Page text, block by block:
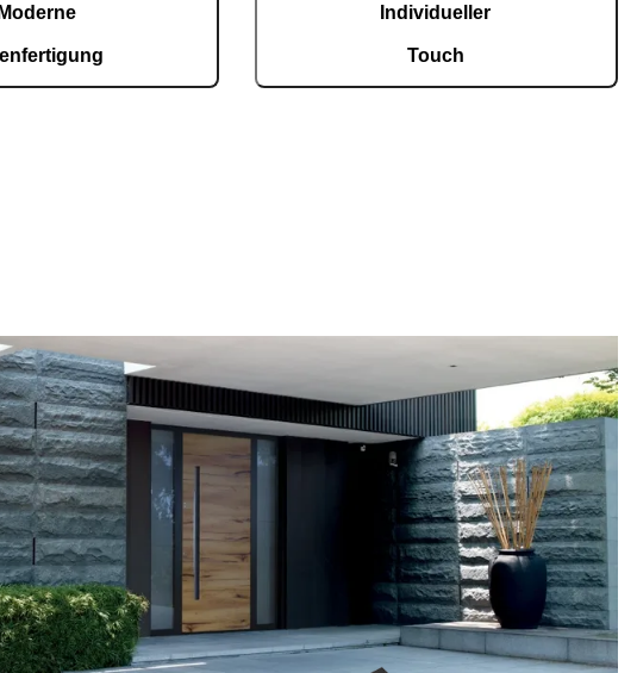
Moderne Individueller
Touch